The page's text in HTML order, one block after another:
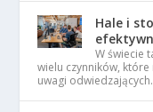
Hale i
W świecie
wielu czynników,
uwagi